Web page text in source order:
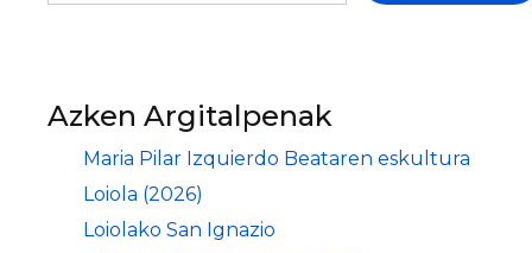
Azken Argitalpenak
Maria Pilar Izquierdo Beataren eskultura
Loiola (2026)
Loiolako San Ignazio